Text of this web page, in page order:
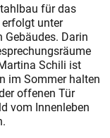
für das
unter
Gebäudes. Darin
Schili ist
im Sommer halten
offenen Tür
vom Innenleben